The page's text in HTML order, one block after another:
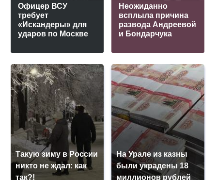
Офицер ВСУ
требует
«Искандеры» для
ударов по Москве
Неожиданно
всплыла причина
развода Андреевой
и Бондарчука
Такую зиму в России
никто не ждал: как
так?!
На Урале из казны
были украдены 18
миллионов рублей